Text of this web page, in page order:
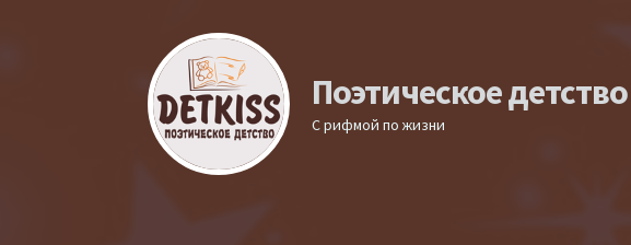
Поэтическое детство
С рифмой по жизни